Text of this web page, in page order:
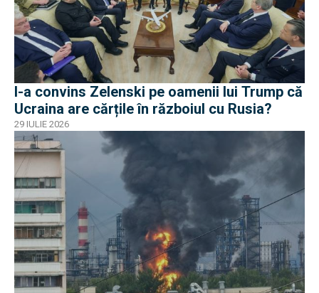
I-a convins Zelenski pe oamenii lui Trump că
Ucraina are cărțile în războiul cu Rusia?
29 IULIE 2026